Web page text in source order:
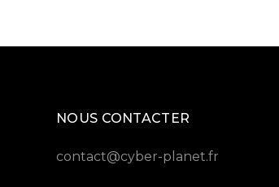
NOUS CONTACTER
contact@cyber-planet.fr